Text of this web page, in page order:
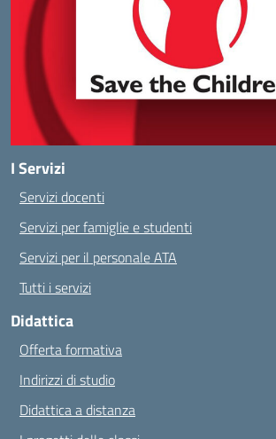
I Servizi
Servizi docenti
Servizi per famiglie e studenti
Servizi per il personale ATA
Tutti i servizi
Didattica
Offerta formativa
Indirizzi di studio
Didattica a distanza